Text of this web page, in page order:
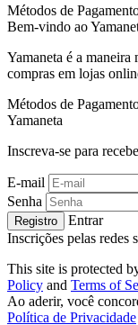
Métodos de
Bem-vindo aoYa
Yamaneta é a
compras em lojas
Métodos de
Yamaneta
Inscreva-se para
E-mail
Senha
Registro
Entrar
Inscrições pelas redes
This site is protected
Policy and Terms of
Ao aderir, você
Política de Privacidade